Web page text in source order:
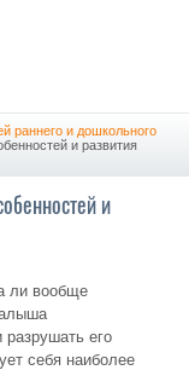
раннего и дошкольного
и развития
и
ли вообще
разрушать его
себя наиболее